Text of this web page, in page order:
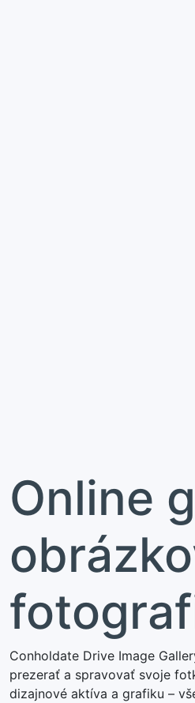
Online
Conholdate Drive Image
prezerať a spravovať svoje
dizajnové aktíva a grafiku –